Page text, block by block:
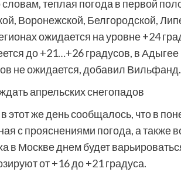
словам, теплая погода в первой
Воронежской, Белгородской,
ожидается на уровне +24
до +21…+26 градусов, в
не ожидается, добавил Вильфанд.
апрельских снегопадов
этот же день сообщалось, что в
с прояснениями погода, а
в Москве днем будет
от +16 до +21 градуса.